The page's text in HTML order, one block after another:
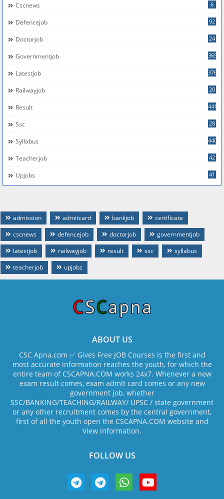
Cscnews 6
Defencejob 92
Doctorjob 24
Governmentjob 365
Latestjob 376
Railwayjob 20
Result 441
Ssc 28
Syllabus 440
Teacherjob 42
Upjobs 41
admission admitcard bankjob
certificate
cscnews
defencejob doctorjob
governmentjob
latestjob
railwayjob result ssc
syllabus
teacherjob
upjobs
ABOUT US
CSC Apna.com ✅ Gives Free JOB Courses is the first and
most accurate information reaches the youth, for which the
entire team of CSCAPNA.COM works 24x7. Whenever a new
exam result comes, exam admit card comes or any new
government job, whether
SSC/BANKING/TEACHING/RAILWAY/ UPSC / state government
or any other recruitment comes by the central government,
first of all the youth open the CSCAPNA.COM website and
View information.
FOLLOW US